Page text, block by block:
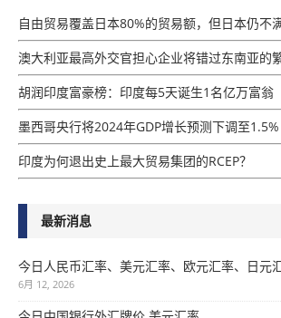
自由贸易覆盖日本80%的贸易额，但日本仍不
澳大利亚最高外交官担心企业将错过东南亚的
胡润印度富豪榜：印度每5天诞生1名亿万富翁
墨西哥央行将2024年GDP增​​长预测下调至1.5%
印度为何退出史上最大贸易集团的RCEP？
最新消息
今日人民币汇率、美元汇率、欧元汇率、日元
6月 12, 2026